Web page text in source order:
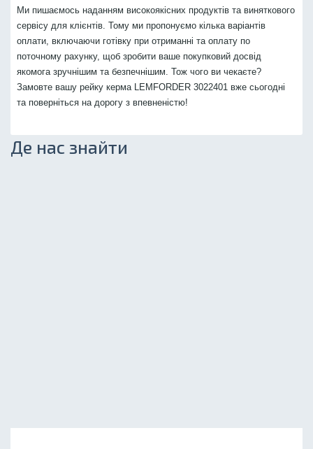
Ми пишаємось наданням високоякісних продуктів та виняткового
сервісу для клієнтів. Тому ми пропонуємо кілька варіантів
оплати, включаючи готівку при отриманні та оплату по
поточному рахунку, щоб зробити ваше покупковий досвід
якомога зручнішим та безпечнішим. Тож чого ви чекаєте?
Замовте вашу рейку керма LEMFORDER 3022401 вже сьогодні
та поверніться на дорогу з впевненістю!
Де нас знайти